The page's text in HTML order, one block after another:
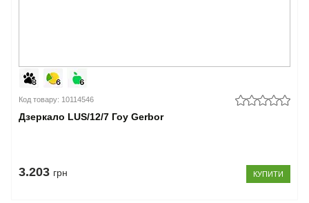
Код товару: 10114546
Дзеркало LUS/12/7 Гоу Gerbor
3.203 грн КУПИТИ